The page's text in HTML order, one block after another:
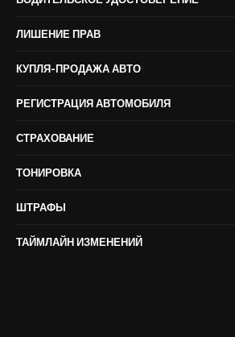
ЛИШЕНИЕ ПРАВ
КУПЛЯ-ПРОДАЖА АВТО
РЕГИСТРАЦИЯ АВТОМОБИЛЯ
СТРАХОВАНИЕ
ТОНИРОВКА
ШТРАФЫ
ТАЙМЛАЙН ИЗМЕНЕНИЙ